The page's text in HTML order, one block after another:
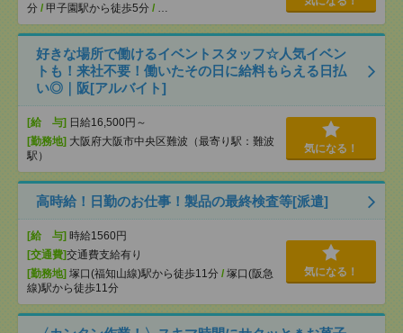
分 / 甲子園駅から徒歩5分 / …
好きな場所で働けるイベントスタッフ☆人気イベン
トも！来社不要！働いたその日に給料もらえる日払
い◎｜阪[アルバイト]
[給 与] 日給16,500円～
[勤務地] 大阪府大阪市中央区難波（最寄り駅：難波
駅）
気になる！
高時給！日勤のお仕事！製品の最終検査等[派遣]
[給 与] 時給1560円
[交通費]交通費支給有り
[勤務地] 塚口(福知山線)駅から徒歩11分 / 塚口(阪急
線)駅から徒歩11分
気になる！